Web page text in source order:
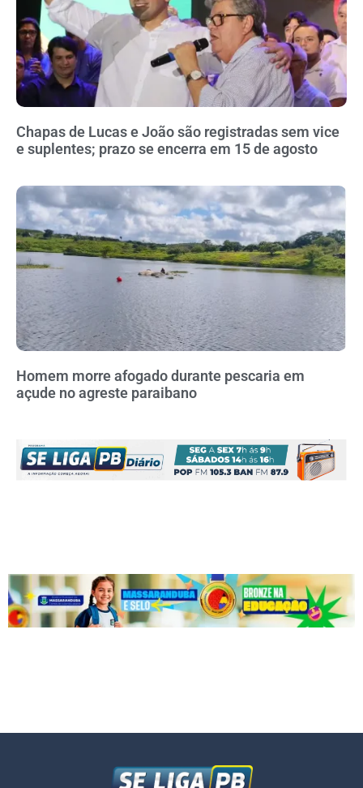
Chapas de Lucas e João são registradas sem vice
e suplentes; prazo se encerra em 15 de agosto
Homem morre afogado durante pescaria em
açude no agreste paraibano